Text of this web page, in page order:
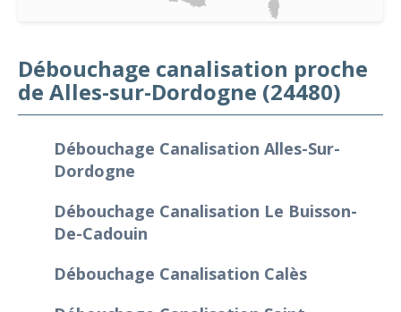
Débouchage canalisation proche
de Alles-sur-Dordogne (24480)
Débouchage Canalisation Alles-Sur-
Dordogne
Débouchage Canalisation Le Buisson-
De-Cadouin
Débouchage Canalisation Calès